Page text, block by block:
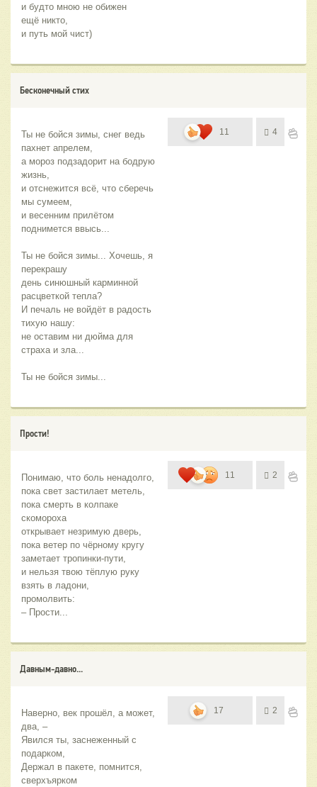
и будто мною не обижен
ещё никто,
и путь мой чист)
Бесконечный стих
Ты не бойся зимы, снег ведь
пахнет апрелем,
а мороз подзадорит на бодрую
жизнь,
и отснежится всё, что сберечь
мы сумеем,
и весенним прилётом
поднимется ввысь...
Ты не бойся зимы... Хочешь, я
перекрашу
день синюшный карминной
расцветкой тепла?
И печаль не войдёт в радость
тихую нашу:
не оставим ни дюйма для
страха и зла...
Ты не бойся зимы...
11 4
Прости!
Понимаю, что боль ненадолго,
пока свет застилает метель,
пока смерть в колпаке
скомороха
открывает незримую дверь,
пока ветер по чёрному кругу
заметает тропинки-пути,
и нельзя твою тёплую руку
взять в ладони,
промолвить:
– Прости...
11 2
Давным-давно...
Наверно, век прошёл, а может,
два, –
Явился ты, заснеженный с
подарком,
Держал в пакете, помнится,
сверхъярком
17 2